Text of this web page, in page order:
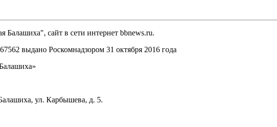
Балашиха", сайт в сети интернет bbnews.ru.
выдано Роскомнадзором 31 октября 2016 года
ул. Карбышева, д. 5.